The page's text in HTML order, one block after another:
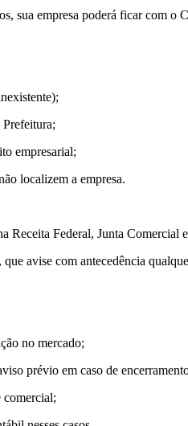
sua empresa poderá ficar com o
empresarial;
localizem a empresa.
Receita Federal, Junta Comercial
avise com antecedência
no mercado;
prévio em caso de
comercial;